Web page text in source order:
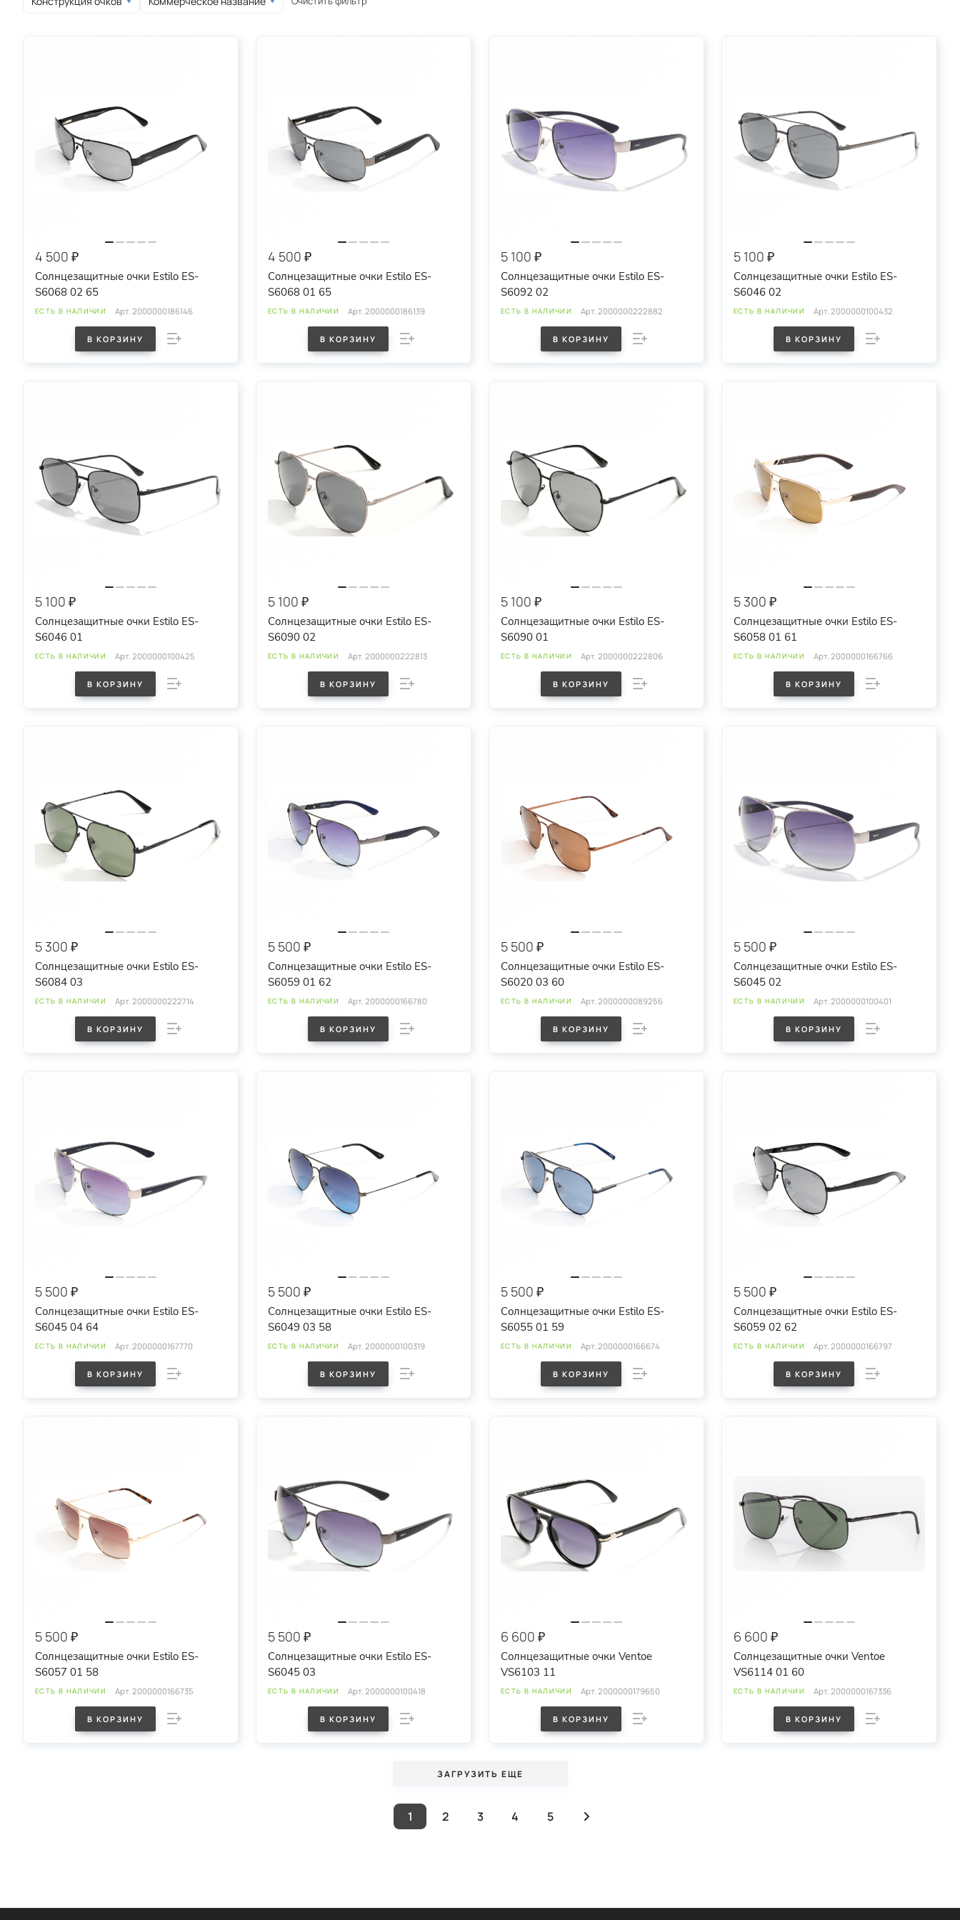
4 500 ₽
Солнцезащитные очки Estilo ES-
S6068 02 65
ЕСТЬ В НАЛИЧИИ Арт.2000000186146
В КОРЗИНУ
4 500 ₽
Солнцезащитные очки Estilo ES-
S6068 01 65
ЕСТЬ В НАЛИЧИИ Арт.2000000186139
В КОРЗИНУ
5 100 ₽
Солнцезащитные очки Estilo ES-
S6092 02
ЕСТЬ В НАЛИЧИИ Арт.2000000222882
В КОРЗИНУ
5 100 ₽
Солнцезащитные очки Estilo ES-
S6046 02
ЕСТЬ В НАЛИЧИИ Арт.2000000100432
В КОРЗИНУ
5 100 ₽
Солнцезащитные очки Estilo ES-
S6046 01
ЕСТЬ В НАЛИЧИИ Арт.2000000100425
В КОРЗИНУ
5 100 ₽
Солнцезащитные очки Estilo ES-
S6090 02
ЕСТЬ В НАЛИЧИИ Арт.2000000222813
В КОРЗИНУ
5 100 ₽
Солнцезащитные очки Estilo ES-
S6090 01
ЕСТЬ В НАЛИЧИИ Арт.2000000222806
В КОРЗИНУ
5 300 ₽
Солнцезащитные очки Estilo ES-
S6058 01 61
ЕСТЬ В НАЛИЧИИ Арт.2000000166766
В КОРЗИНУ
5 300 ₽
Солнцезащитные очки Estilo ES-
S6084 03
ЕСТЬ В НАЛИЧИИ Арт.2000000222714
В КОРЗИНУ
5 500 ₽
Солнцезащитные очки Estilo ES-
S6059 01 62
ЕСТЬ В НАЛИЧИИ Арт.2000000166780
В КОРЗИНУ
5 500 ₽
Солнцезащитные очки Estilo ES-
S6020 03 60
ЕСТЬ В НАЛИЧИИ Арт.2000000089256
В КОРЗИНУ
5 500 ₽
Солнцезащитные очки Estilo ES-
S6045 02
ЕСТЬ В НАЛИЧИИ Арт.2000000100401
В КОРЗИНУ
5 500 ₽
Солнцезащитные очки Estilo ES-
S6045 04 64
ЕСТЬ В НАЛИЧИИ Арт.2000000167770
В КОРЗИНУ
5 500 ₽
Солнцезащитные очки Estilo ES-
S6049 03 58
ЕСТЬ В НАЛИЧИИ Арт.2000000100319
В КОРЗИНУ
5 500 ₽
Солнцезащитные очки Estilo ES-
S6055 01 59
ЕСТЬ В НАЛИЧИИ Арт.2000000166674
В КОРЗИНУ
5 500 ₽
Солнцезащитные очки Estilo ES-
S6059 02 62
ЕСТЬ В НАЛИЧИИ Арт.2000000166797
В КОРЗИНУ
5 500 ₽
Солнцезащитные очки Estilo ES-
S6057 01 58
ЕСТЬ В НАЛИЧИИ Арт.2000000166735
В КОРЗИНУ
5 500 ₽
Солнцезащитные очки Estilo ES-
S6045 03
ЕСТЬ В НАЛИЧИИ Арт.2000000100418
В КОРЗИНУ
6 600 ₽
Солнцезащитные очки Ventoe
VS6103 11
ЕСТЬ В НАЛИЧИИ Арт.2000000179650
В КОРЗИНУ
6 600 ₽
Солнцезащитные очки Ventoe
VS6114 01 60
ЕСТЬ В НАЛИЧИИ Арт.2000000167336
В КОРЗИНУ
ЗАГРУЗИТЬ ЕЩЕ
1 2 3 4 5